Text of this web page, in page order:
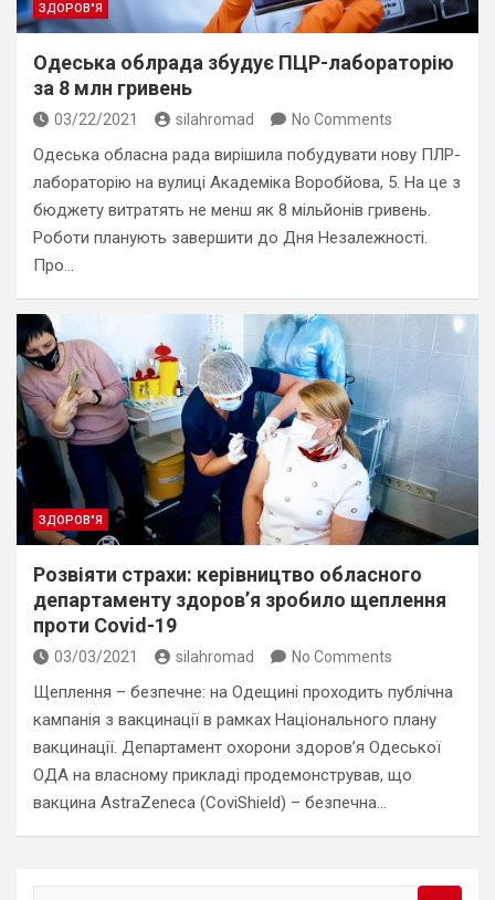
ЗДОРОВ"Я
Одеська облрада збудує ПЦР-лабораторію
за 8 млн гривень
03/22/2021 silahromad No Comments
Одеська обласна рада вирішила побудувати нову ПЛР-
лабораторію на вулиці Академіка Воробйова, 5. На це з
бюджету витратять не менш як 8 мільйонів гривень.
Роботи планують завершити до Дня Незалежності.
Про…
ЗДОРОВ"Я
Розвіяти страхи: керівництво обласного
департаменту здоров’я зробило щеплення
проти Covid-19
03/03/2021 silahromad No Comments
Щеплення – безпечне: на Одещині проходить публічна
кампанія з вакцинації в рамках Національного плану
вакцинації. Департамент охорони здоров’я Одеської
ОДА на власному прикладі продемонстрував, що
вакцина AstraZeneca (CoviShield) – безпечна…